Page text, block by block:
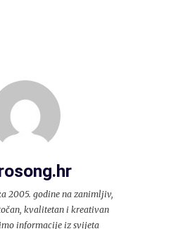
2005. godine na zanimljiv,
kvalitetan i kreativan
informacije iz svijeta